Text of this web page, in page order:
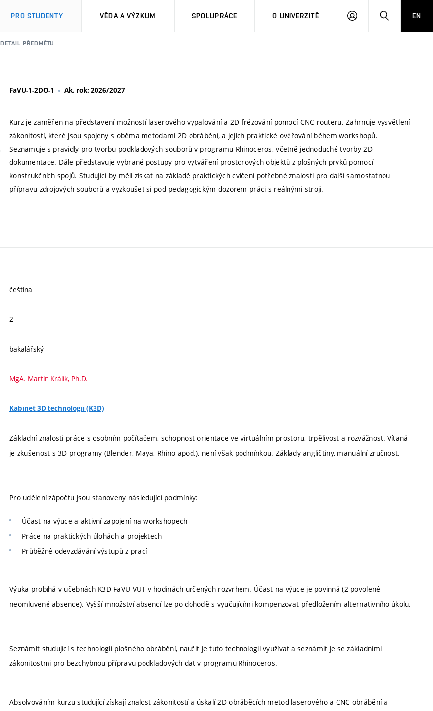
PRO STUDENTY VĚDA A VÝZKUM SPOLUPRÁCE O UNIVERZITĚ
PŘIHLÁSIT HLEDATEN
DETAIL PŘEDMĚTU
FaVU-1-2DO-1 Ak. rok: 2026/2027
Kurz je zaměřen na představení možností laserového vypalování a 2D frézování pomocí CNC routeru. Zahrnuje vysvětlení
zákonitostí, které jsou spojeny s oběma metodami 2D obrábění, a jejich praktické ověřování během workshopů.
Seznamuje s pravidly pro tvorbu podkladových souborů v programu Rhinoceros, včetně jednoduché tvorby 2D
dokumentace. Dále představuje vybrané postupy pro vytváření prostorových objektů z plošných prvků pomocí
konstrukčních spojů. Studující by měli získat na základě praktických cvičení potřebné znalosti pro další samostatnou
přípravu zdrojových souborů a vyzkoušet si pod pedagogickým dozorem práci s reálnými stroji.
čeština
2
bakalářský
MgA. Martin Králík, Ph.D.
Kabinet 3D technologií (K3D)
Základní znalosti práce s osobním počítačem, schopnost orientace ve virtuálním prostoru, trpělivost a rozvážnost. Vítaná
je zkušenost s 3D programy (Blender, Maya, Rhino apod.), není však podmínkou. Základy angličtiny, manuální zručnost.
Pro udělení zápočtu jsou stanoveny následující podmínky:
Účast na výuce a aktivní zapojení na workshopech
Práce na praktických úlohách a projektech
Průběžné odevzdávání výstupů z prací
Výuka probíhá v učebnách K3D FaVU VUT v hodinách určených rozvrhem. Účast na výuce je povinná (2 povolené
neomluvené absence). Vyšší množství absencí lze po dohodě s vyučujícími kompenzovat předložením alternativního úkolu.
Seznámit studující s technologií plošného obrábění, naučit je tuto technologii využívat a seznámit je se základními
zákonitostmi pro bezchybnou přípravu podkladových dat v programu Rhinoceros.
Absolvováním kurzu studující získají znalost zákonitostí a úskalí 2D obráběcích metod laserového a CNC obrábění a